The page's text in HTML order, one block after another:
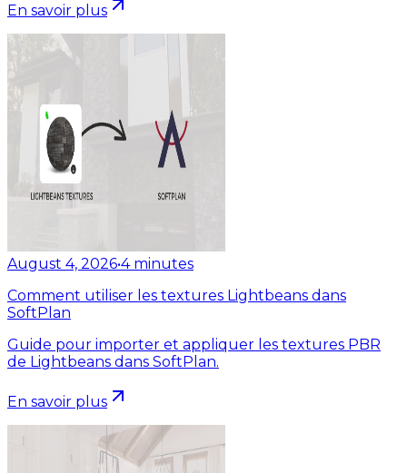
En savoir plus
August 4, 2026•4 minutes
Comment utiliser les textures Lightbeans dans
SoftPlan
Guide pour importer et appliquer les textures PBR
de Lightbeans dans SoftPlan.
En savoir plus